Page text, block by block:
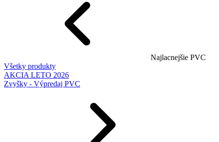
Najlacnejšie PVC
Všetky produkty
AKCIA LETO 2026
Zvyšky - Výpredaj PVC